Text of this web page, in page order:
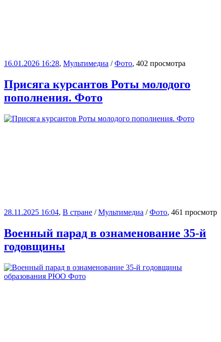
16.01.2026 16:28, Мультимедиа /Фото, 402 просмотра
Присяга курсантов Роты молодого
пополнения. Фото
28.11.2025 16:04, В стране /Мультимедиа /Фото, 461 просмотр
Военный парад в ознаменование 35-й
годовщины